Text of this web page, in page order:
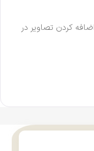
کردن تصاویر در